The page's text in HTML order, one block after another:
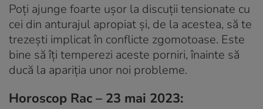
Poți ajunge foarte ușor la discuții tensionate cu
cei din anturajul apropiat și, de la acestea, să te
trezești implicat în conflicte zgomotoase. Este
bine să îți temperezi aceste porniri, înainte să
ducă la apariția unor noi probleme.
Horoscop Rac – 23 mai 2023: